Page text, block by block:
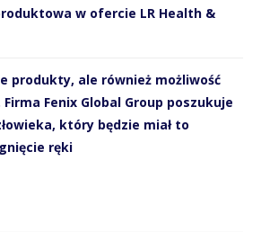
w ofercie LR Health &
produkty, ale również możliwość
Fenix Global Group poszukuje
który będzie miał to
ręki